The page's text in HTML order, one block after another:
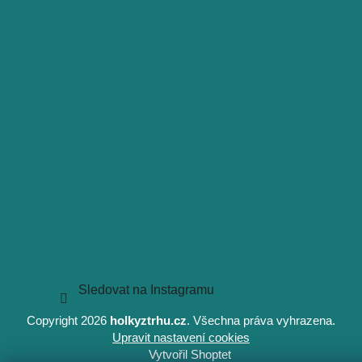
Sledovat na Instagramu
Vytvořil Shoptet
Copyright 2026 holkyztrhu.cz. Všechna práva vyhrazena.
Upravit nastavení cookies